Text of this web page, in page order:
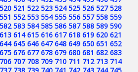
520 521 522 523 524 525 526 527 528
551 552 553 554 555 556 557 558 559
582 583 584 585 586 587 588 589 590
613 614 615 616 617 618 619 620 621
644 645 646 647 648 649 650 651 652
675 676 677 678 679 680 681 682 683
706 707 708 709 710 711 712 713 714